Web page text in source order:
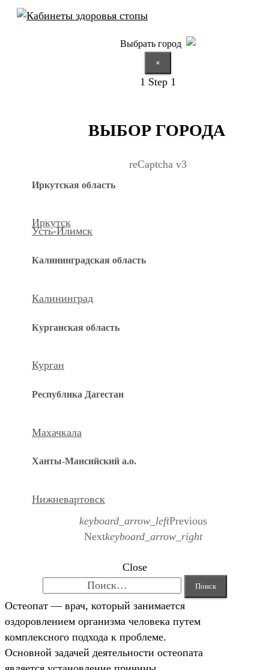
Выбрать город
×
1 Step 1
ВЫБОР ГОРОДА
reCaptcha v3
Иркутская область
Иркутск
Усть-Илимск
Калининградская область
Калининград
Курганская область
Курган
Республика Дагестан
Махачкала
Ханты-Мансийский а.о.
Нижневартовск
keyboard_arrow_leftPrevious
Nextkeyboard_arrow_right
Close
Остеопат — врач, который занимается
оздоровлением организма человека путем
комплексного подхода к проблеме.
Основной задачей деятельности остеопата